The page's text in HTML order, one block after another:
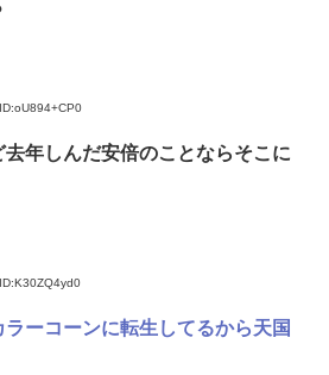
ID:oU894+CP0
年しんだ安倍のことならそこに
ID:K30ZQ4yd0
ーコーンに転生してるから天国